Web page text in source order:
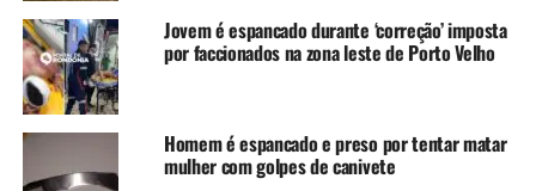
Jovem é espancado durante ‘correção’ imposta
por faccionados na zona leste de Porto Velho
Homem é espancado e preso por tentar matar
mulher com golpes de canivete